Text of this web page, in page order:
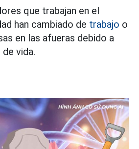
que trabajan en el
han cambiado de trabajo o
en las afueras debido a
vida.